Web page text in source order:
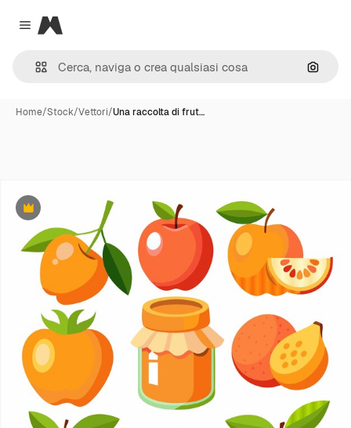
Close menu
Magnific
Cerca
Home/Stock/Vettori/Una raccolta di frut…
Premium